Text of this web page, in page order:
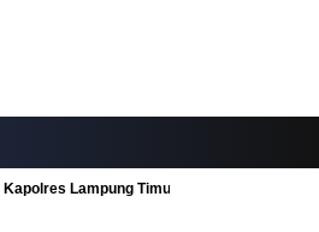
Lampung Timur